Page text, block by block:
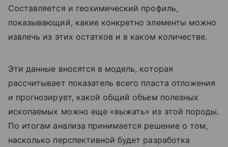
Составляется и геохимический профиль,
показывающий, какие конкретно элементы можно
извлечь из этих остатков и в каком количестве.
Эти данные вносятся в модель, которая
рассчитывает показатель всего пласта отложения
и прогнозирует, какой общий объем полезных
ископаемых можно еще «выжать» из этой породы.
По итогам анализа принимается решение о том,
насколько перспективной будет разработка